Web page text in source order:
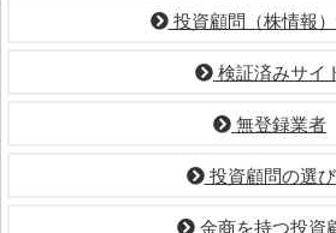
投資顧問（株情報
検証済みサイ
無登録業者
投資顧問の選
金商を持つ投資